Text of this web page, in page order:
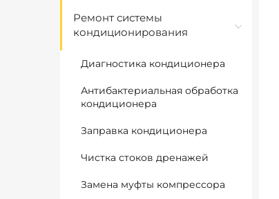
Ремонт системы
кондиционирования
Диагностика кондиционера
Антибактериальная обработка
кондиционера
Заправка кондиционера
Чистка стоков дренажей
Замена муфты компрессора